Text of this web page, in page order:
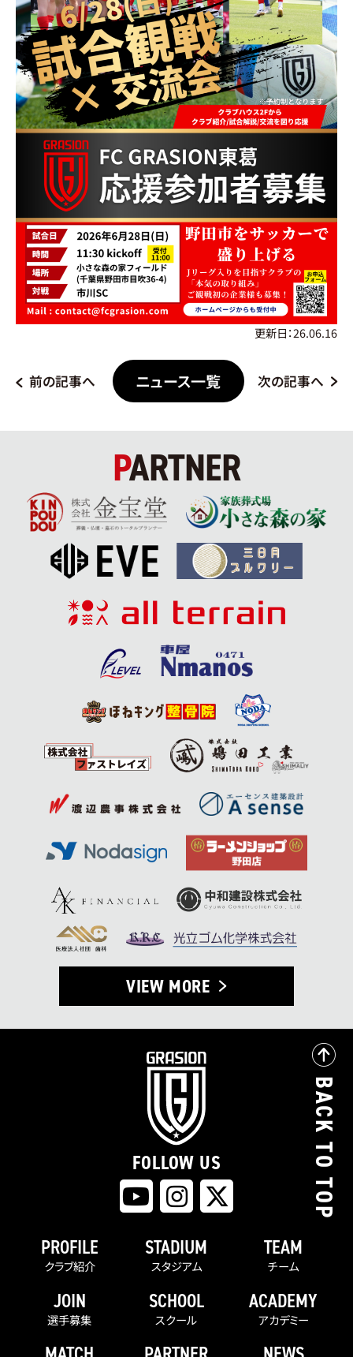
更新日：26.06.16
前の記事へ ニュース一覧 次の記事へ
PARTNER
VIEW MORE
FOLLOW US
PROFILE
クラブ紹介
STADIUM
スタジアム
TEAM
チーム
JOIN
選手募集
SCHOOL
スクール
ACADEMY
アカデミー
BACK TO TOP